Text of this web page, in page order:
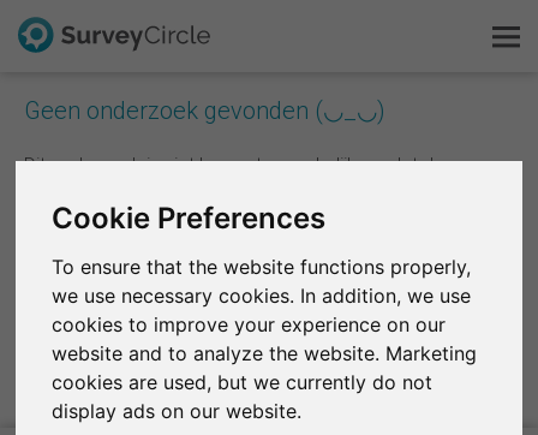
Cookie Preferences
To ensure that the website functions properly,
we use necessary cookies. In addition, we use
cookies to improve your experience on our
website and to analyze the website. Marketing
cookies are used, but we currently do not
display ads on our website.
Geen onderzoek gevonden (◡_◡)
Dit onderzoek is niet langer toegankelijk omdat de
Naar Survey Ranking
Onderzoek verkennen
Gratis registreren